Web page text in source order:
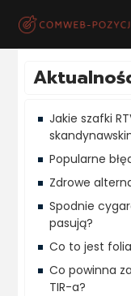
Jakie szafki
Popularne
Zdrowe
Spodnie
pasują?
Co to jest
Co powinna
TIR-a?